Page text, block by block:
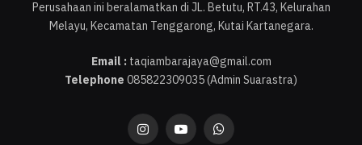
Perusahaan ini beralamatkan di JL. Betutu, RT.43, Kelurahan
Melayu, Kecamatan Tenggarong, Kutai Kartanegara.
Email :taqiambarajaya@gmail.com
Telephone 085822309035 (Admin Suarastra)
InstagramYouTubeWhatsApp